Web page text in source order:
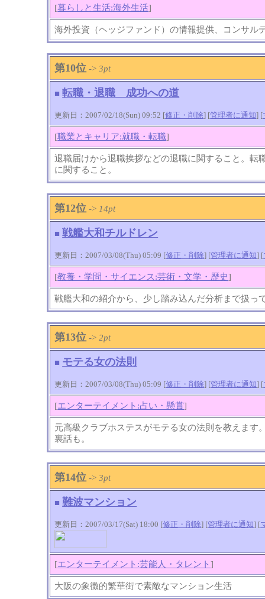
[暮らしと生活:海外生活]
海外投資（ヘッジファンド）の情報提供、コンサル
第10位 ->3pt
■ 転職・退職 成功への道
更新日：2007/02/18(Sun) 09:52 [修正・削除] [管理者に通知] [
[職業とキャリア:就職・転職]
退職届けから退職挨拶などの退職に関すること。転
に関すること。
第12位 -> 14pt
■ 戦艦大和チルドレン
更新日：2007/03/08(Thu) 05:09 [修正・削除] [管理者に通知] [
[教養・学問・サイエンス:芸術・文学・歴史]
戦艦大和の紹介から、少し踏み込んだ分析まで扱っ
第13位 ->2pt
■ モテる女の法則
更新日：2007/03/08(Thu) 05:09 [修正・削除] [管理者に通知] [
[エンターテイメント:占い・懸賞]
元高級クラブホステスがモテる女の法則を教えます
裏話も。
第14位 ->3pt
■ 難波マンション
更新日：2007/03/17(Sat) 18:00 [修正・削除] [管理者に通知] [
[エンターテイメント:芸能人・タレント]
大阪の象徴的繁華街で素敵なマンション生活